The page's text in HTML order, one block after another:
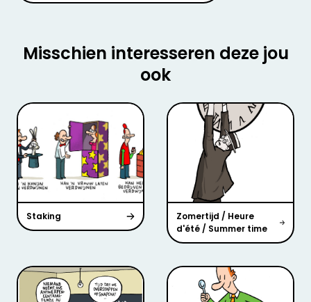
Misschien interesseren deze jou
ook
Staking
Zomertijd / Heure
d'été / Summer time